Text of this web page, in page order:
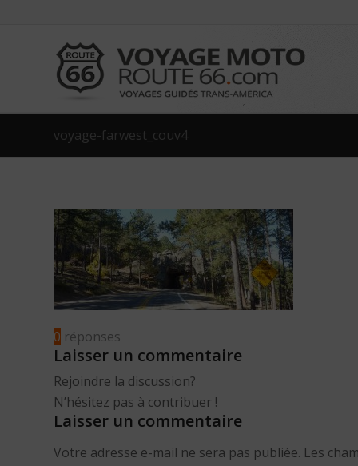
voyage-farwest_couv4
0 réponses
Laisser un commentaire
Rejoindre la discussion?
N’hésitez pas à contribuer !
Laisser un commentaire
Votre adresse e-mail ne sera pas publiée. Les